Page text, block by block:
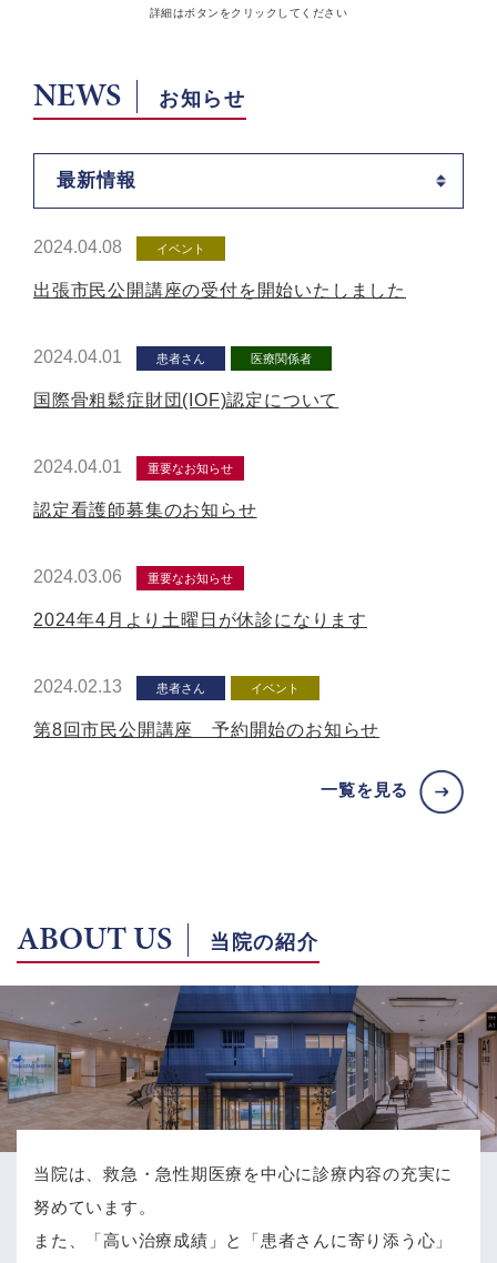
詳細はボタン をクリックしてください
NEWS お知らせ
最新情報
2024.04.08 イベント
出張市民公開講座の受付を開始いたしました
2024.04.01 患者さん 医療関係者
国際骨粗鬆症財団(IOF)認定について
2024.04.01 重要なお知らせ
認定看護師募集のお知らせ
2024.03.06 重要なお知らせ
2024年4月より土曜日が休診になります
2024.02.13 患者さん イベント
第8回市民公開講座 予約開始のお知らせ
一覧を見る
ABOUT US 当院の紹介
当院は、救急・急性期医療を中心に診療内容の充実に
努めています。
また、「高い治療成績」と「患者さんに寄り添う心」